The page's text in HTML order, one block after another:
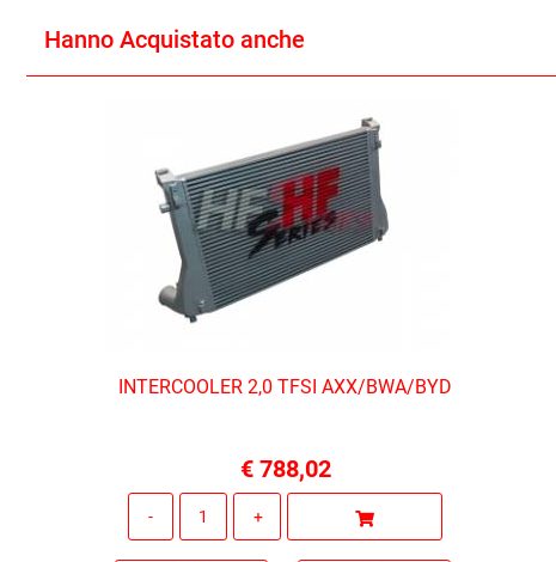
Hanno Acquistato anche
INTERCOOLER 2,0 TFSI AXX/BWA/BYD
€ 788,02